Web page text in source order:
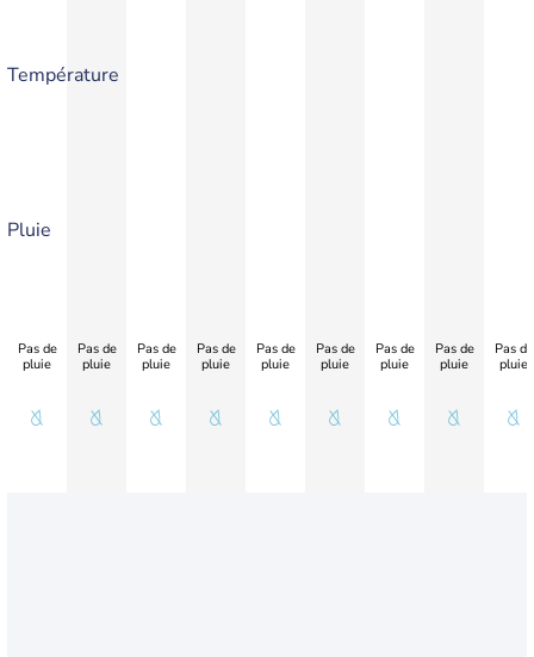
Température
Pluie
Pas de
pluie
Pas de
pluie
Pas de
pluie
Pas de
pluie
Pas de
pluie
Pas de
pluie
Pas de
pluie
Pas de
pluie
Pas de
pluie